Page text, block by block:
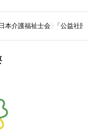
本介護福祉士会 「公益社団